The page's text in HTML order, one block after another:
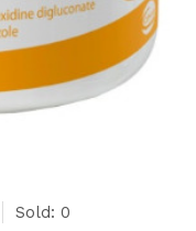
Sold: 0